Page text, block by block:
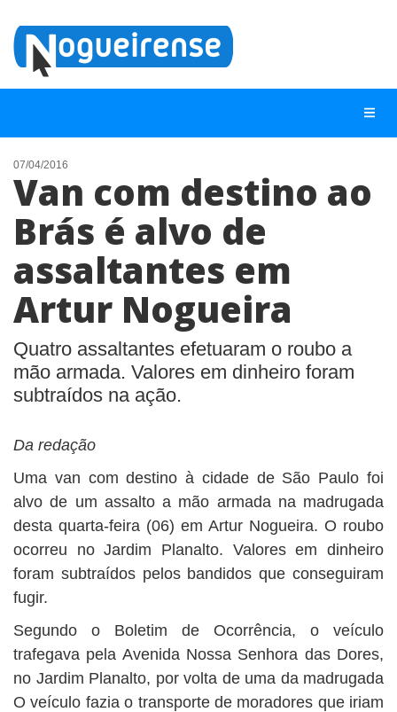
NOTÍCIAS
LISTA DIGITAL
TELEFONES ÚTEIS
CONTATO
ANUNCIE
07/04/2016
Van com destino ao
Brás é alvo de
assaltantes em
Artur Nogueira
Quatro assaltantes efetuaram o roubo a
mão armada. Valores em dinheiro foram
subtraídos na ação.
Da redação
Uma van com destino à cidade de São Paulo foi
alvo de um assalto a mão armada na madrugada
desta quarta-feira (06) em Artur Nogueira. O roubo
ocorreu no Jardim Planalto. Valores em dinheiro
foram subtraídos pelos bandidos que conseguiram
fugir.
Segundo o Boletim de Ocorrência, o veículo
trafegava pela Avenida Nossa Senhora das Dores,
no Jardim Planalto, por volta de uma da madrugada
O veículo fazia o transporte de moradores que iriam